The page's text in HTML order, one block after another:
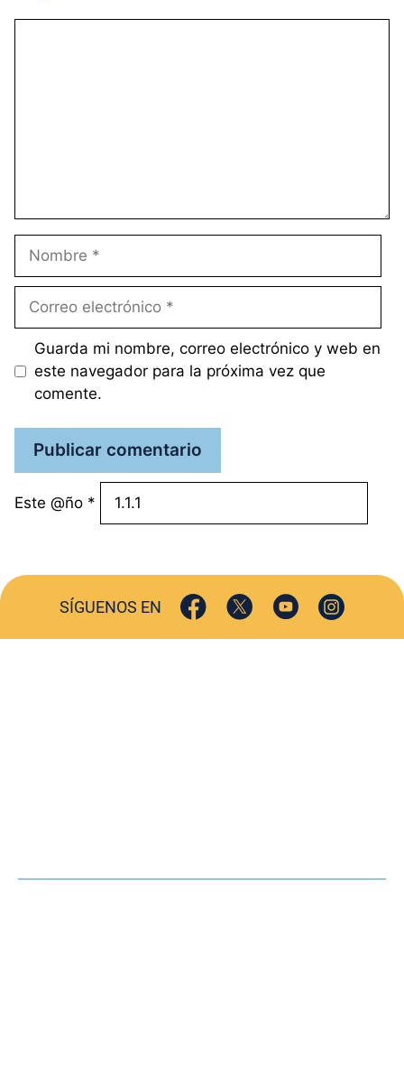
electrónico
Guarda mi nombre, correo electrónico y web en
este navegador para la próxima vez que
comente.
Este @ño *
SÍGUENOS EN